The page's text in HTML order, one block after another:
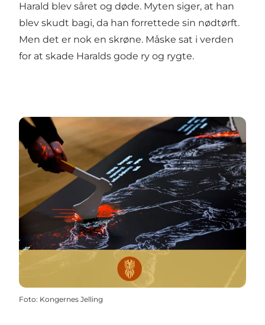
Harald blev såret og døde. Myten siger, at han
blev skudt bagi, da han forrettede sin nødtørft.
Men det er nok en skrøne. Måske sat i verden
for at skade Haralds gode ry og rygte.
Foto: Kongernes Jelling